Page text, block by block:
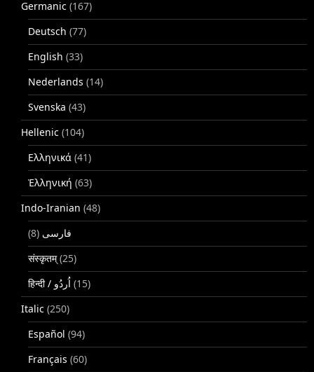
Germanic (167)
Deutsch (77)
English (33)
Nederlands (14)
Svenska (43)
Hellenic (104)
Ελληνικά (41)
Ἑλληνική (63)
Indo-Iranian (48)
فارسی (8)
संस्कृतम्(25)
(15)
Italic (250)
Español (94)
Français (60)